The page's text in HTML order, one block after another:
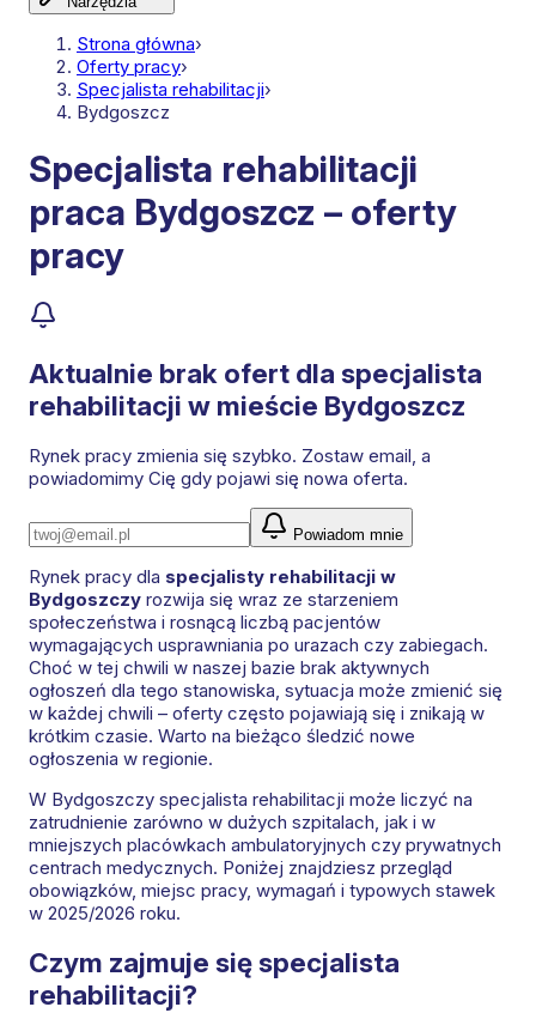
Strona główna›
Oferty pracy›
Specjalista rehabilitacji›
Bydgoszcz
Specjalista rehabilitacji
praca Bydgoszcz – oferty
pracy
Aktualnie brak ofert dla specjalista
rehabilitacji w mieście Bydgoszcz
Rynek pracy zmienia się szybko. Zostaw email, a
powiadomimy Cię gdy pojawi się nowa oferta.
Powiadom mnie
Rynek pracy dla specjalisty rehabilitacji w
Bydgoszczy rozwija się wraz ze starzeniem
społeczeństwa i rosnącą liczbą pacjentów
wymagających usprawniania po urazach czy zabiegach.
Choć w tej chwili w naszej bazie brak aktywnych
ogłoszeń dla tego stanowiska, sytuacja może zmienić się
w każdej chwili – oferty często pojawiają się i znikają w
krótkim czasie. Warto na bieżąco śledzić nowe
ogłoszenia w regionie.
W Bydgoszczy specjalista rehabilitacji może liczyć na
zatrudnienie zarówno w dużych szpitalach, jak i w
mniejszych placówkach ambulatoryjnych czy prywatnych
centrach medycznych. Poniżej znajdziesz przegląd
obowiązków, miejsc pracy, wymagań i typowych stawek
w 2025/2026 roku.
Czym zajmuje się specjalista
rehabilitacji?